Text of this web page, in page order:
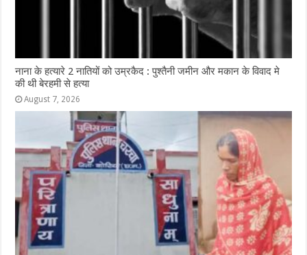
नाना के हत्यारे 2 नातियों को उम्रकैद : पुश्तैनी जमीन और मकान के विवाद मे
की थी बेरहमी से हत्या
August 7, 2026